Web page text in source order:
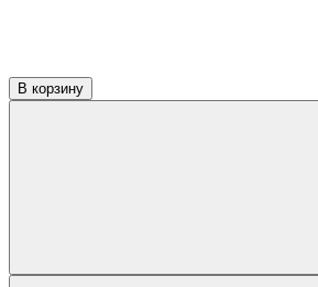
В корзину